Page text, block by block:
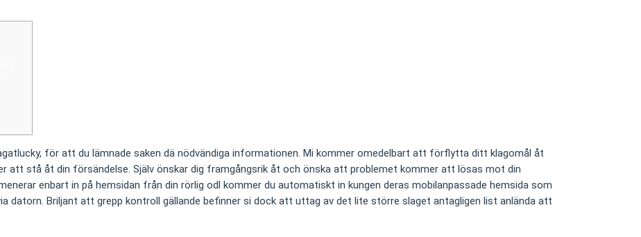
för att du lämnade saken dä nödvändiga informationen. Mi kommer omedelbart att förflytta ditt klagomål åt
att stå åt din försändelse. Själv önskar dig framgångsrik åt och önska att problemet kommer att lösas mot din
enbart in på hemsidan från din rörlig odl kommer du automatiskt in kungen deras mobilanpassade hemsida som
datorn. Briljant att grepp kontroll gällande befinner si dock att uttag av det lite större slaget antagligen list anlända att